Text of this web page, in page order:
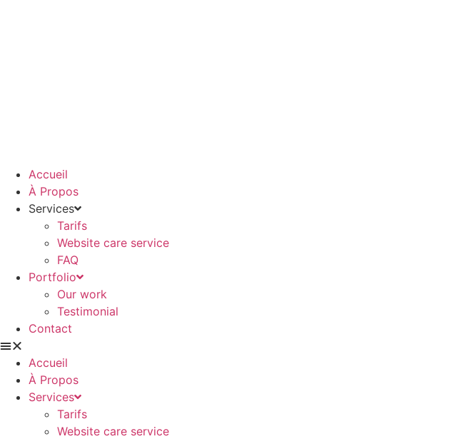
Accueil
À Propos
Services
Tarifs
Website care service
FAQ
Portfolio
Our work
Testimonial
Contact
Accueil
À Propos
Services
Tarifs
Website care service